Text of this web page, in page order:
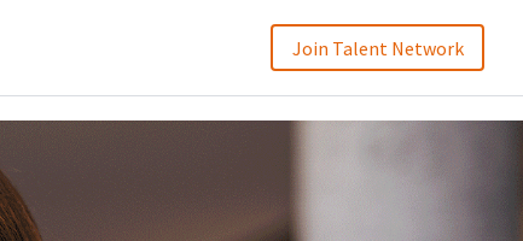
Join Talent Network